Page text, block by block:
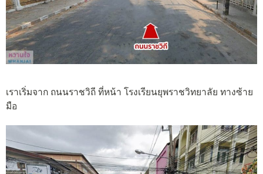
เราเริ่มจาก ถนนราชวิถี ที่หน้า โรงเรียนยุพราชวิทยาลัย ทางซ้าย
มือ